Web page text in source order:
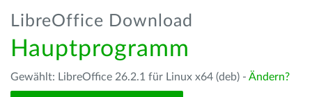
LibreOffice Download
Hauptprogramm
Gewählt: LibreOffice 26.2.1 für Linux x64 (deb) - Ändern?